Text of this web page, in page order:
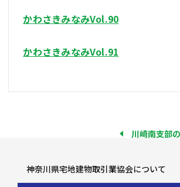
神奈川県宅地建物取引業協会について
かわさきみなみVol.90
かわさきみなみVol.91
川崎南支部